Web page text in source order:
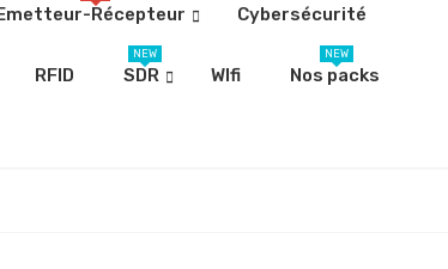
Récepteur Cybersécurité
RFID SDR
NEW
WIfi Nos packs
NEW